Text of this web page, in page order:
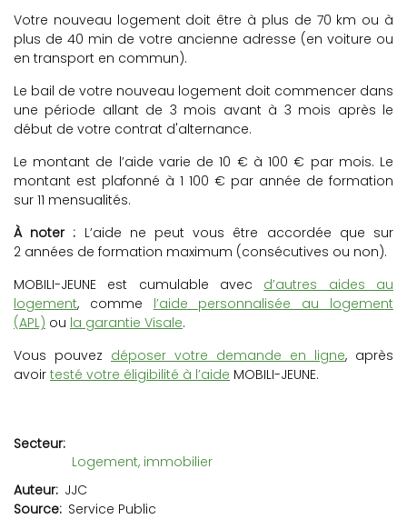
Votre nouveau logement doit être à plus de 70 km ou à
plus de 40 min de votre ancienne adresse (en voiture ou
en transport en commun).
Le bail de votre nouveau logement doit commencer dans
une période allant de 3 mois avant à 3 mois après le
début de votre contrat d'alternance.
Le montant de l’aide varie de 10 € à 100 € par mois. Le
montant est plafonné à 1 100 € par année de formation
sur 11 mensualités.
À noter : L’aide ne peut vous être accordée que sur
2 années de formation maximum (consécutives ou non).
MOBILI-JEUNE est cumulable avec d’autres aides au
logement, comme l’aide personnalisée au logement
(APL) ou la garantie Visale.
Vous pouvez déposer votre demande en ligne, après
avoir testé votre éligibilité à l’aide MOBILI-JEUNE.
Secteur
Logement, immobilier
Auteur JJC
Source Service Public